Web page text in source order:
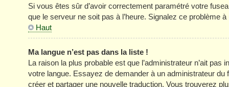
Si vous êtes sûr d’avoir correctement paramétré votre
que le serveur ne soit pas à l’heure. Signalez ce problème
Haut
Ma langue n’est pas dans la liste !
La raison la plus probable est que l’administrateur n’ait
votre langue. Essayez de demander à un administrateur du
créer et partager une nouvelle traduction. Vous trouverez